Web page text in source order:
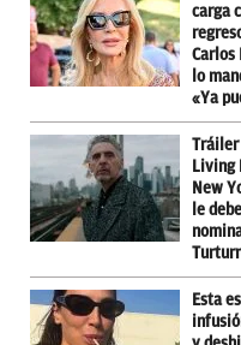
carga
Carlos
lo
«Ya
Tráiler
Living
New
le
Esta